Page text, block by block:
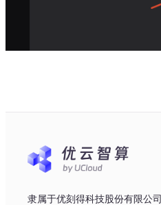
隶属于优刻得科技股份有限公司